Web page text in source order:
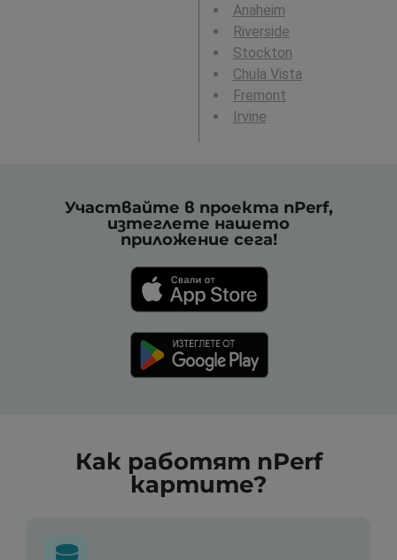
Anaheim
Riverside
Stockton
Chula Vista
Fremont
Irvine
Участвайте в проекта nPerf,
изтеглете нашето
приложение сега!
Как работят nPerf
картите?